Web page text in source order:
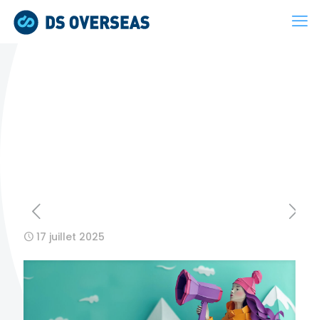
17 juillet 2025